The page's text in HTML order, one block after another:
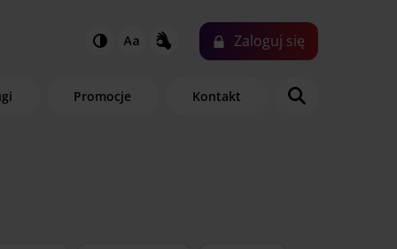
Zaloguj się
Promocje Kontakt